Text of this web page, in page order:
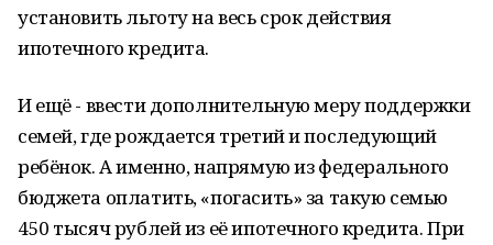
установить льготу на весь срок действия
ипотечного кредита.
И ещё - ввести дополнительную меру поддержки
семей, где рождается третий и последующий
ребёнок. А именно, напрямую из федерального
бюджета оплатить, «погасить» за такую семью
450 тысяч рублей из её ипотечного кредита. При